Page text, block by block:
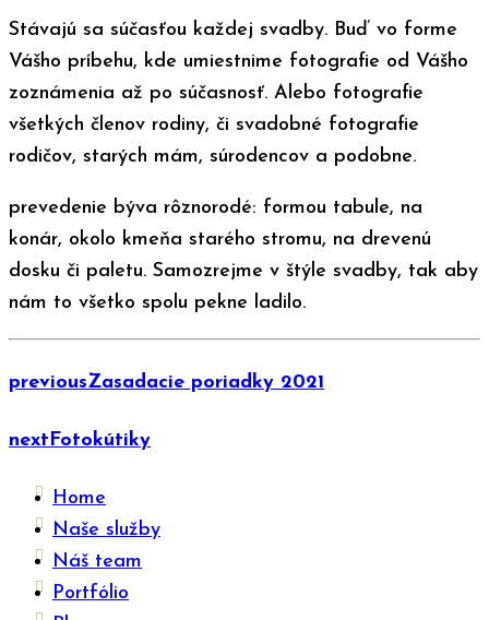
Stávajú sa súčasťou každej svadby. Buď vo forme
Vášho príbehu, kde umiestnime fotografie od Vášho
zoznámenia až po súčasnosť. Alebo fotografie
všetkých členov rodiny, či svadobné fotografie
rodičov, starých mám, súrodencov a podobne.
prevedenie býva rôznorodé: formou tabule, na
konár, okolo kmeňa starého stromu, na drevenú
dosku či paletu. Samozrejme v štýle svadby, tak aby
nám to všetko spolu pekne ladilo.
previousZasadacie poriadky 2021
next Fotokútiky
Home
Naše služby
Náš team
Portfólio